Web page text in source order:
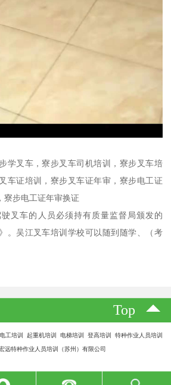
学叉车，寮步叉车司机培训，寮步叉车培
车证培训，寮步叉车证年审，寮步电工证
寮步电工证年审换证
叉车的人员必须持有质量监督局颁发的
。吴江叉车培训学校可以随到随学、（考
Top
工培训 起重机培训 电梯培训 登高培训 特种作业人员培训
远特种作业人员培训（苏州）有限公司